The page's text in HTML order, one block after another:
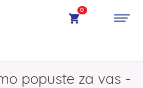
0
popuste za vas -